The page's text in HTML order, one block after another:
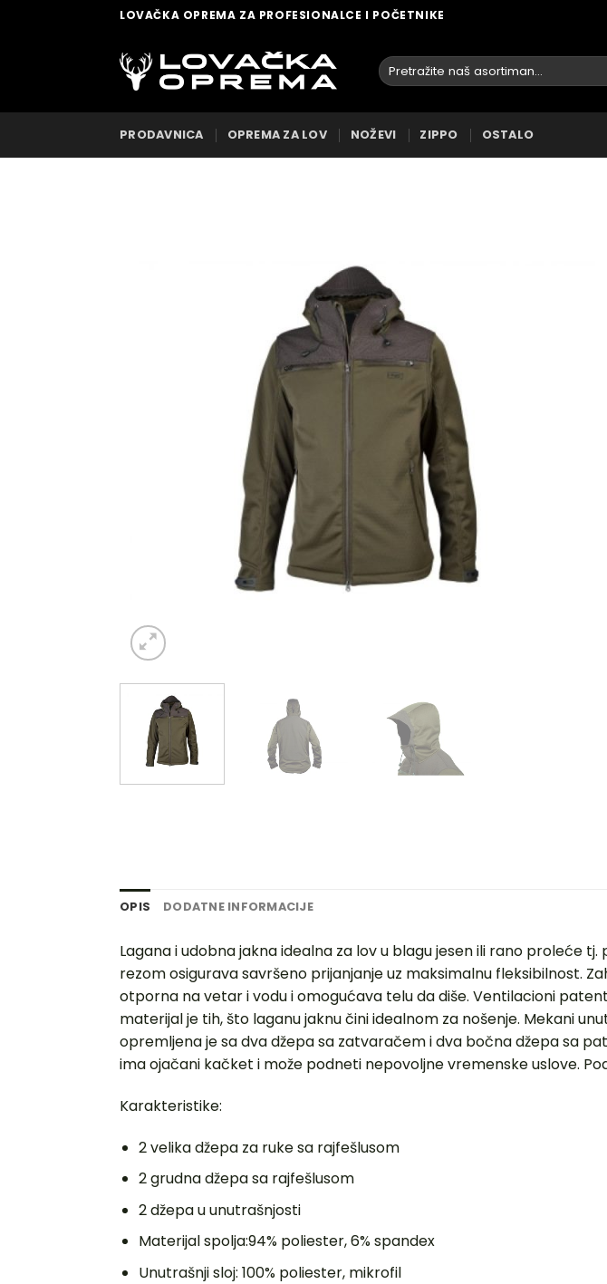
LOVAČKA OPREMA ZA PROFESIONALCE I POČETNIKE
Pretraga
za:
PRODAVNICA OPREMA ZA LOV NOŽEVI ZIPPO OSTALO
OPIS DODATNE INFORMACIJE
Lagana i udobna jakna idealna za lov u blagu jesen ili rano proleće
rezom osigurava savršeno prijanjanje uz maksimalnu fleksibilnost.
otporna na vetar i vodu i omogućava telu da diše. Ventilacioni
materijal je tih, što laganu jaknu čini idealnom za nošenje. Mekani
opremljena je sa dva džepa sa zatvaračem i dva bočna džepa sa
ima ojačani kačket i može podneti nepovoljne vremenske uslove.
Karakteristike:
2 velika džepa za ruke sa rajfešlusom
2 grudna džepa sa rajfešlusom
2 džepa u unutrašnjosti
Materijal spolja:94% poliester, 6% spandex
Unutrašnji sloj: 100% poliester, mikrofil